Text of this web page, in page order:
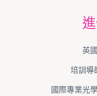
英
培訓導
國際專業光